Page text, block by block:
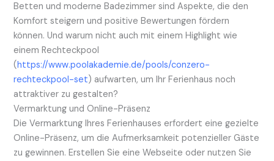
Betten und moderne Badezimmer sind Aspekte, die den
Komfort steigern und positive Bewertungen fördern
können. Und warum nicht auch mit einem Highlight wie
einem Rechteckpool
(https://www.poolakademie.de/pools/conzero-
rechteckpool-set) aufwarten, um Ihr Ferienhaus noch
attraktiver zu gestalten?
Vermarktung und Online-Präsenz
Die Vermarktung Ihres Ferienhauses erfordert eine gezielte
Online-Präsenz, um die Aufmerksamkeit potenzieller Gäste
zu gewinnen. Erstellen Sie eine Webseite oder nutzen Sie